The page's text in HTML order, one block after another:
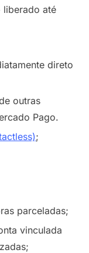
liberado até
direto
outras
Pago.
;
parceladas;
vinculada